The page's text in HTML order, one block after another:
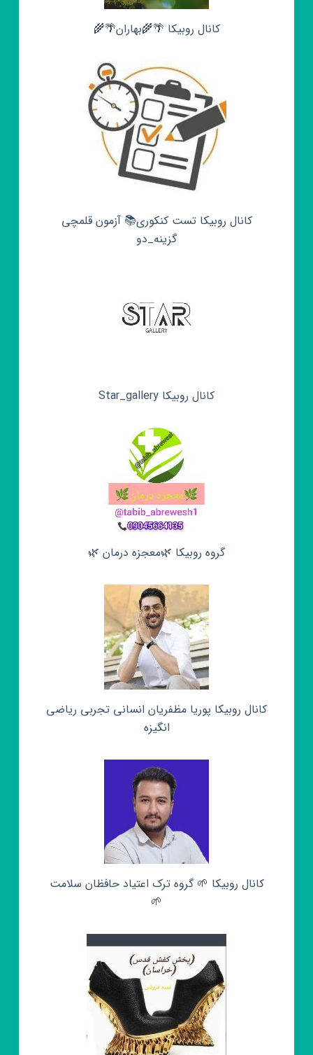
کانال روبیکا 🌴🌾بهاران🌴🌾
کانال روبیکا تست کنکوری📚 آزمون قلمچی‌‌
گزینه_دو
کانال روبیکا Star_gallery
گروه روبیکا 🌿معجزه درمان 🌿
کانال روبیکا پوریا مظفریان انسانی تجربی ریاضی
انگیزه
کانال روبیکا 🌱 گروه ترک اعتیاد حافظان سلامت
🌱